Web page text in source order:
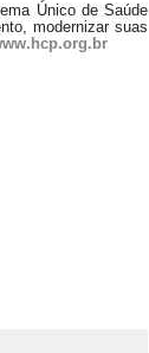
Único de Saúde
modernizar suas